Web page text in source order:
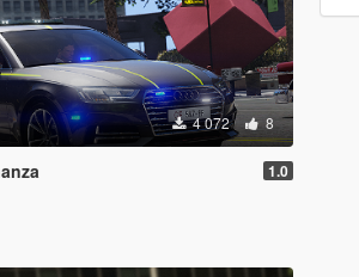
4 072 8
1.0